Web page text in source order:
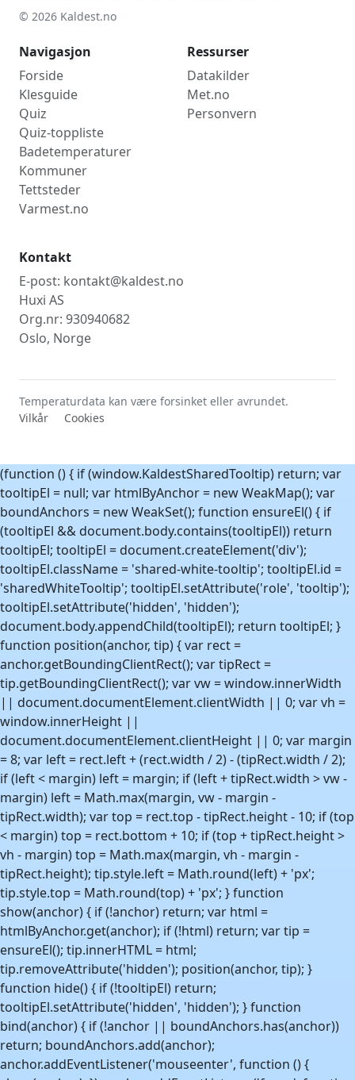
© 2026 Kaldest.no
Navigasjon
Forside
Klesguide
Quiz
Quiz-toppliste
Badetemperaturer
Kommuner
Tettsteder
Varmest.no
Ressurser
Datakilder
Met.no
Personvern
Kontakt
E-post: kontakt@kaldest.no
Huxi AS
Org.nr: 930940682
Oslo, Norge
Temperaturdata kan være forsinket eller avrundet.
Vilkår
Cookies
(function () { if (window.KaldestSharedTooltip) return; var
tooltipEl = null; var htmlByAnchor = new WeakMap(); var
boundAnchors = new WeakSet(); function ensureEl() { if
(tooltipEl && document.body.contains(tooltipEl)) return
tooltipEl; tooltipEl = document.createElement('div');
tooltipEl.className = 'shared-white-tooltip'; tooltipEl.id =
'sharedWhiteTooltip'; tooltipEl.setAttribute('role', 'tooltip');
tooltipEl.setAttribute('hidden', 'hidden');
document.body.appendChild(tooltipEl); return tooltipEl; }
function position(anchor, tip) { var rect =
anchor.getBoundingClientRect(); var tipRect =
tip.getBoundingClientRect(); var vw = window.innerWidth
|| document.documentElement.clientWidth || 0; var vh =
window.innerHeight ||
document.documentElement.clientHeight || 0; var margin
= 8; var left = rect.left + (rect.width / 2) - (tipRect.width / 2);
if (left < margin) left = margin; if (left + tipRect.width > vw -
margin) left = Math.max(margin, vw - margin -
tipRect.width); var top = rect.top - tipRect.height - 10; if (top
< margin) top = rect.bottom + 10; if (top + tipRect.height >
vh - margin) top = Math.max(margin, vh - margin -
tipRect.height); tip.style.left = Math.round(left) + 'px';
tip.style.top = Math.round(top) + 'px'; } function
show(anchor) { if (!anchor) return; var html =
htmlByAnchor.get(anchor); if (!html) return; var tip =
ensureEl(); tip.innerHTML = html;
tip.removeAttribute('hidden'); position(anchor, tip); }
function hide() { if (!tooltipEl) return;
tooltipEl.setAttribute('hidden', 'hidden'); } function
bind(anchor) { if (!anchor || boundAnchors.has(anchor))
return; boundAnchors.add(anchor);
anchor.addEventListener('mouseenter', function () {